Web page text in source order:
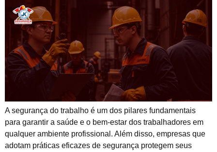
A segurança do trabalho é um dos pilares fundamentais
para garantir a saúde e o bem-estar dos trabalhadores em
qualquer ambiente profissional. Além disso, empresas que
adotam práticas eficazes de segurança protegem seus